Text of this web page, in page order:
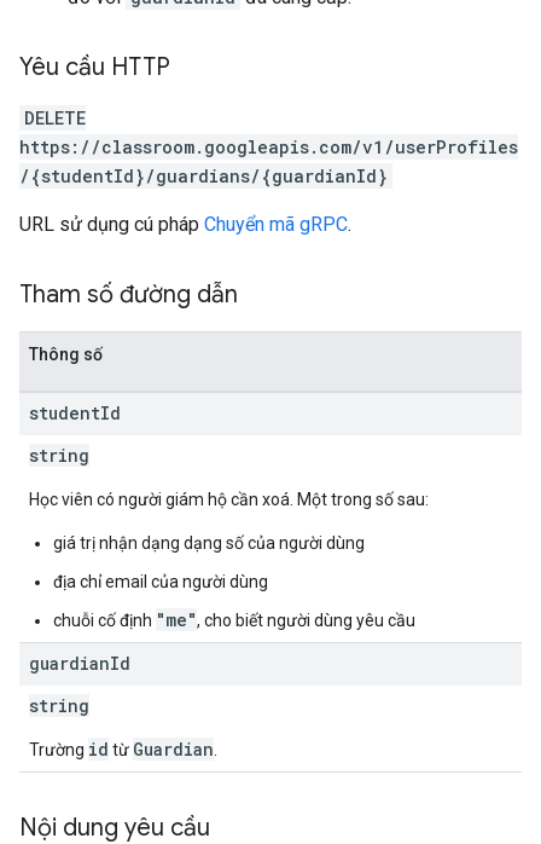
Yêu cầu HTTP
DELETE
https://classroom.googleapis.com/v1/userProfiles
/{studentId}/guardians/{guardianId}
URL sử dụng cú pháp Chuyển mã gRPC.
Tham số đường dẫn
Thông số
studentId
string
Học viên có người giám hộ cần xoá. Một trong số sau:
giá trị nhận dạng dạng số của người dùng
địa chỉ email của người dùng
chuỗi cố định "me", cho biết người dùng yêu cầu
guardianId
string
Trường id từ Guardian
Nội dung yêu cầu